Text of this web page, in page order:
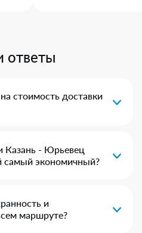
ответы
стоимость доставки
Казань - Юрьевец
самый экономичный?
и
маршруте?